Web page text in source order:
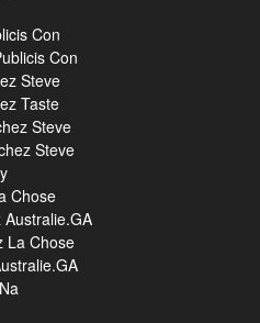
Con
Con
Steve
Taste
Steve
Steve
Chose
La Chose